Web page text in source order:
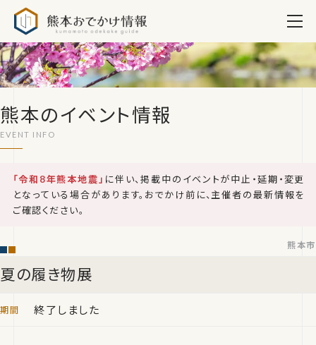
熊本のイベント情報
「令和8年熊本地震」 に伴い、掲載中のイベントが中止・延期・変更
となっている場合があります。おでかけ前に、主催者の最新情報を
ご確認ください。
夏の履き物展
熊本市
終了しました